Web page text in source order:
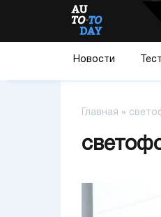
Новости
Главная »